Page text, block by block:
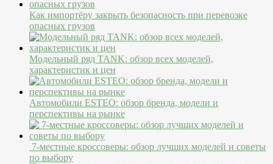
Как импортёру закрыть безопасность при перевозке
опасных грузов
Модельный ряд TANK: обзор всех моделей,
характеристик и цен
Автомобили ESTEO: обзор бренда, модели и
перспективы на рынке
7-местные кроссоверы: обзор лучших моделей и советы
по выбору